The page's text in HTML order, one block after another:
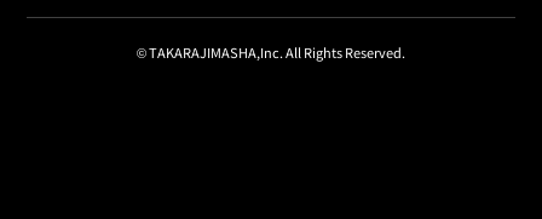
© TAKARAJIMASHA,Inc. All Rights Reserved.